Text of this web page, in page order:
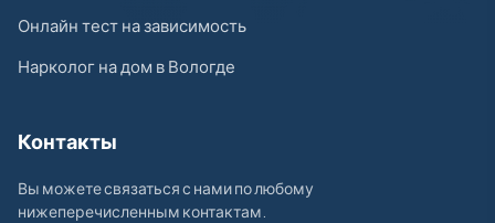
Онлайн тест на зависимость
Нарколог на дом в Вологде
Контакты
Вы можете связаться с нами по любому
нижеперечисленным контактам.